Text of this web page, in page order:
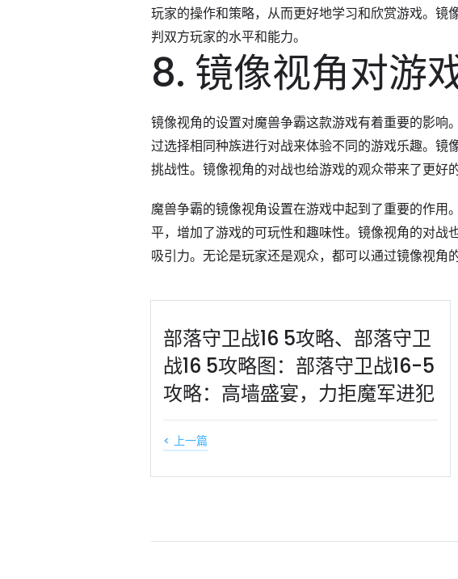
玩家的操作和策略，从而更好地学习和欣赏游戏。
判双方玩家的水平和能力。
8. 镜像视角对游
镜像视角的设置对魔兽争霸这款游戏有着重要的影
过选择相同种族进行对战来体验不同的游戏乐趣。
挑战性。镜像视角的对战也给游戏的观众带来了更好
魔兽争霸的镜像视角设置在游戏中起到了重要的作
平，增加了游戏的可玩性和趣味性。镜像视角的对
吸引力。无论是玩家还是观众，都可以通过镜像视角
部落守卫战16 5攻略、部落守卫
战16 5攻略图：部落守卫战16-5
攻略：高墙盛宴，力拒魔军进犯
< 上一篇